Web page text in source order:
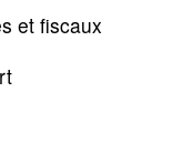
et fiscaux